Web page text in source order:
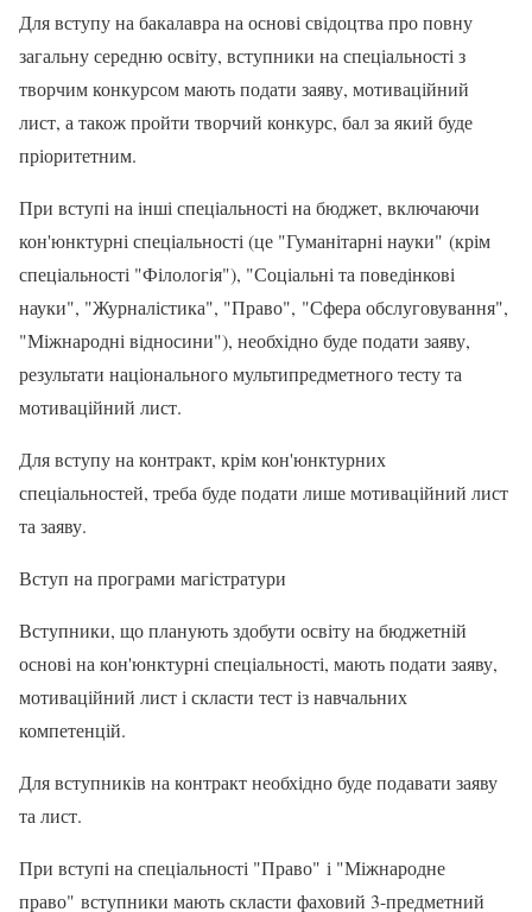
Для вступу на бакалавра на основі свідоцтва про повну
загальну середню освіту, вступники на спеціальності з
творчим конкурсом мають подати заяву, мотиваційний
лист, а також пройти творчий конкурс, бал за який буде
пріоритетним.
При вступі на інші спеціальності на бюджет, включаючи
кон'юнктурні спеціальності (це "Гуманітарні науки" (крім
спеціальності "Філологія"), "Соціальні та поведінкові
науки", "Журналістика", "Право", "Сфера обслуговування",
"Міжнародні відносини"), необхідно буде подати заяву,
результати національного мультипредметного тесту та
мотиваційний лист.
Для вступу на контракт, крім кон'юнктурних
спеціальностей, треба буде подати лише мотиваційний лист
та заяву.
Вступ на програми магістратури
Вступники, що планують здобути освіту на бюджетній
основі на кон'юнктурні спеціальності, мають подати заяву,
мотиваційний лист і скласти тест із навчальних
компетенцій.
Для вступників на контракт необхідно буде подавати заяву
та лист.
При вступі на спеціальності "Право" і "Міжнародне
право" вступники мають скласти фаховий 3-предметний